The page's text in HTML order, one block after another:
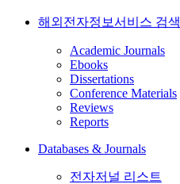
해외전자정보서비스 검색
Academic Journals
Ebooks
Dissertations
Conference Materials
Reviews
Reports
Databases & Journals
전자저널 리스트